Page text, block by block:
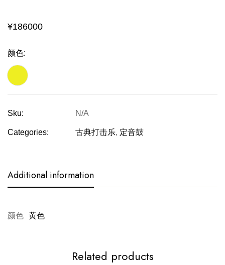
¥186000
颜色:
Sku: N/A
Categories: 古典打击乐, 定音鼓
Additional information
颜色 黄色
Related products